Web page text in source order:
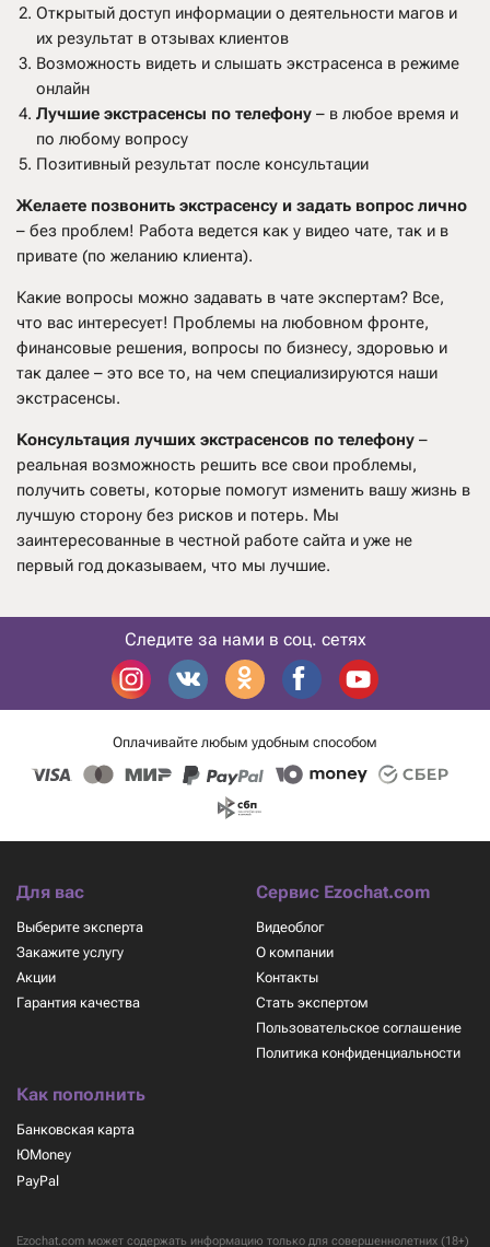
Открытый доступ информации о деятельности магов и
их результат в отзывах клиентов
Возможность видеть и слышать экстрасенса в режиме
онлайн
Лучшие экстрасенсы по телефону – в любое время и
по любому вопросу
Позитивный результат после консультации
Желаете позвонить экстрасенсу и задать вопрос лично
– без проблем! Работа ведется как у видео чате, так и в
привате (по желанию клиента).
Какие вопросы можно задавать в чате экспертам? Все,
что вас интересует! Проблемы на любовном фронте,
финансовые решения, вопросы по бизнесу, здоровью и
так далее – это все то, на чем специализируются наши
экстрасенсы.
Консультация лучших экстрасенсов по телефону –
реальная возможность решить все свои проблемы,
получить советы, которые помогут изменить вашу жизнь в
лучшую сторону без рисков и потерь. Мы
заинтересованные в честной работе сайта и уже не
первый год доказываем, что мы лучшие.
Следите за нами в соц. сетях
Оплачивайте любым удобным способом
Для вас
Выберите эксперта
Закажите услугу
Акции
Гарантия качества
Сервис Ezochat.com
Видеоблог
О компании
Контакты
Стать экспертом
Пользовательское соглашение
Политика конфиденциальности
Как пополнить
Банковская карта
ЮMoney
PayPal
Ezochat.com может содержать информацию только для совершеннолетних (18+)